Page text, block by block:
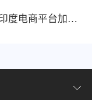
度电商平台加码